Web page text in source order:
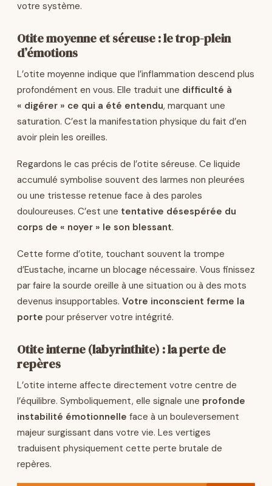
votre système.
Otite moyenne et séreuse : le trop-plein
d’émotions
L’otite moyenne indique que l’inflammation descend plus
profondément en vous. Elle traduit une difficulté à
« digérer » ce qui a été entendu, marquant une
saturation. C’est la manifestation physique du fait d’en
avoir plein les oreilles.
Regardons le cas précis de l’otite séreuse. Ce liquide
accumulé symbolise souvent des larmes non pleurées
ou une tristesse retenue face à des paroles
douloureuses. C’est une tentative désespérée du
corps de « noyer » le son blessant.
Cette forme d’otite, touchant souvent la trompe
d’Eustache, incarne un blocage nécessaire. Vous finissez
par faire la sourde oreille à une situation ou à des mots
devenus insupportables. Votre inconscient ferme la
porte pour préserver votre intégrité.
Otite interne (labyrinthite) : la perte de
repères
L’otite interne affecte directement votre centre de
l’équilibre. Symboliquement, elle signale une profonde
instabilité émotionnelle face à un bouleversement
majeur surgissant dans votre vie. Les vertiges
traduisent physiquement cette perte brutale de
repères.